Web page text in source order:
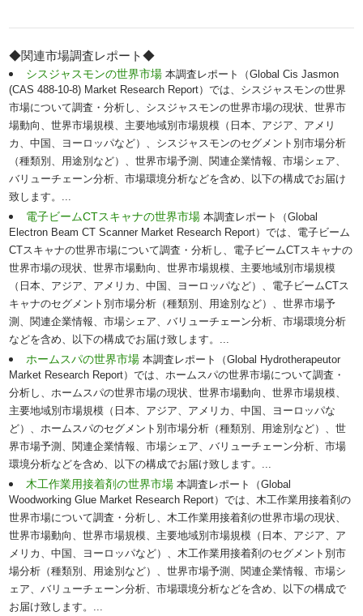
◆関連市場調査レポート◆
シスジャスモンの世界市場本調査レポート（Global Cis Jasmon
(CAS 488-10-8) Market Research Report）では、シスジャスモンの世界
市場について調査・分析し、シスジャスモンの世界市場の現状、世界市
場動向、世界市場規模、主要地域別市場規模（日本、アジア、アメリ
カ、中国、ヨーロッパなど）、シスジャスモンのセグメント別市場分析
（種類別、用途別など）、世界市場予測、関連企業情報、市場シェア、
バリューチェーン分析、市場環境分析などを含め、以下の構成でお届け
致します。...
電子ビームCTスキャナの世界市場本調査レポート（Global
Electron Beam CT Scanner Market Research Report）では、電子ビーム
CTスキャナの世界市場について調査・分析し、電子ビームCTスキャナの
世界市場の現状、世界市場動向、世界市場規模、主要地域別市場規模
（日本、アジア、アメリカ、中国、ヨーロッパなど）、電子ビームCTス
キャナのセグメント別市場分析（種類別、用途別など）、世界市場予
測、関連企業情報、市場シェア、バリューチェーン分析、市場環境分析
などを含め、以下の構成でお届け致します。...
ホームスパの世界市場本調査レポート（Global Hydrotherapeutor
Market Research Report）では、ホームスパの世界市場について調査・
分析し、ホームスパの世界市場の現状、世界市場動向、世界市場規模、
主要地域別市場規模（日本、アジア、アメリカ、中国、ヨーロッパな
ど）、ホームスパのセグメント別市場分析（種類別、用途別など）、世
界市場予測、関連企業情報、市場シェア、バリューチェーン分析、市場
環境分析などを含め、以下の構成でお届け致します。...
木工作業用接着剤の世界市場本調査レポート（Global
Woodworking Glue Market Research Report）では、木工作業用接着剤の
世界市場について調査・分析し、木工作業用接着剤の世界市場の現状、
世界市場動向、世界市場規模、主要地域別市場規模（日本、アジア、ア
メリカ、中国、ヨーロッパなど）、木工作業用接着剤のセグメント別市
場分析（種類別、用途別など）、世界市場予測、関連企業情報、市場シ
ェア、バリューチェーン分析、市場環境分析などを含め、以下の構成で
お届け致します。...